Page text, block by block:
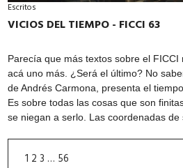
Escritos
VICIOS DEL TIEMPO - FICCI 63
Parecía que más textos sobre el FICCI
acá uno más. ¿Será el último? No
de Andrés Carmona, presenta el
Es sobre todas las cosas que son
se niegan a serlo. Las coordenadas
1 2 3 … 56